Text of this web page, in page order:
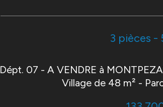
3 pièces -
Dépt. 07 - A VENDRE à
Village de 48 m² -